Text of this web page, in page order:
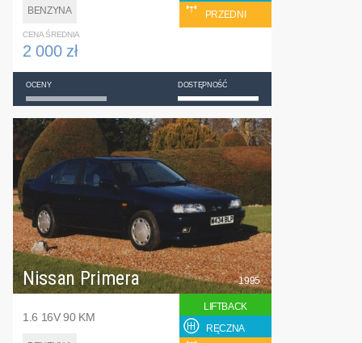
BENZYNA
PRZEDNI
CENA ŚREDNIA
2 000 zł
OCENY DOSTĘPNOŚĆ
Nissan Primera
1.6 16V 90 KM
1995
LIFTBACK
RĘCZNA